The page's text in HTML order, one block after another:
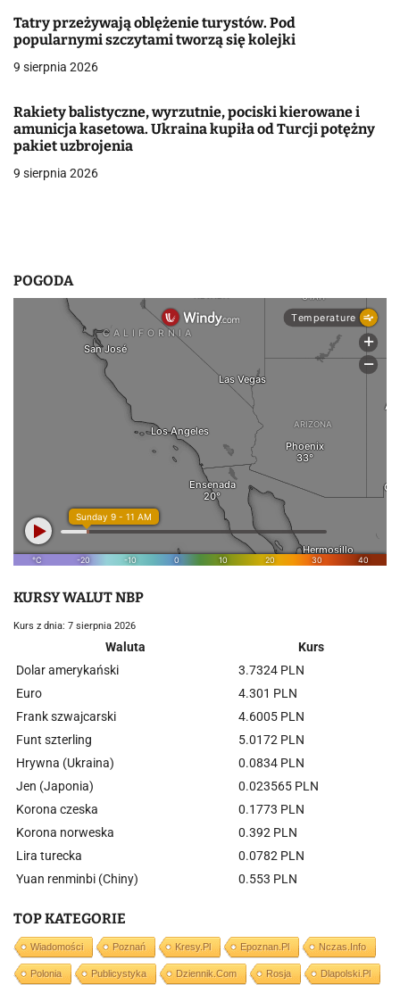
a
w
i
s
u
Tatry przeżywają oblężenie turystów. Pod
popularnymi szczytami tworzą się kolejki
9 sierpnia 2026
Rakiety balistyczne, wyrzutnie, pociski kierowane i
amunicja kasetowa. Ukraina kupiła od Turcji potężny
pakiet uzbrojenia
9 sierpnia 2026
POGODA
KURSY WALUT NBP
Kurs z dnia: 7 sierpnia 2026
Waluta
Kurs
Dolar amerykański
3.7324 PLN
Euro
4.301 PLN
Frank szwajcarski
4.6005 PLN
Funt szterling
5.0172 PLN
Hrywna (Ukraina)
0.0834 PLN
Jen (Japonia)
0.023565 PLN
Korona czeska
0.1773 PLN
Korona norweska
0.392 PLN
Lira turecka
0.0782 PLN
Yuan renminbi (Chiny)
0.553 PLN
TOP KATEGORIE
Wiadomości Poznań Kresy.pl Epoznan.pl Nczas.info
Polonia Publicystyka Dziennik.com Rosja Dlapolski.pl